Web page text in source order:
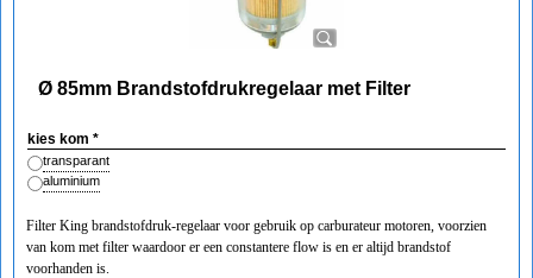
Ø 85mm Brandstofdrukregelaar met Filter
kies kom *
transparant
aluminium
Filter King brandstofdruk-regelaar voor gebruik op carburateur motoren, voorzien
van kom met filter waardoor er een constantere flow is en er altijd brandstof
voorhanden is.